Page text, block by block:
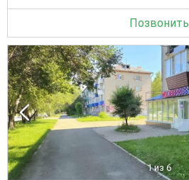
Позвонить
1 из 6